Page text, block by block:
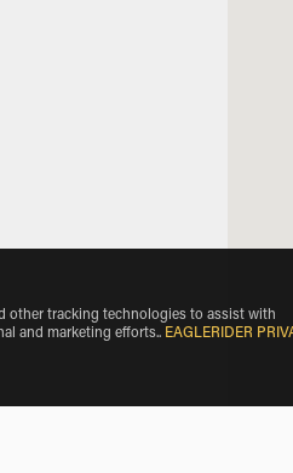
other tracking technologies to assist with
and marketing efforts.. EAGLERIDER